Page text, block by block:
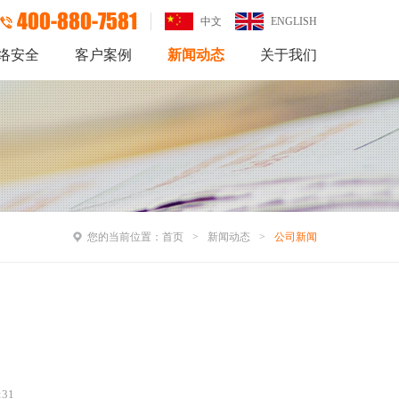
400-880-7581 中文 ENGLISH
安全 客户案例 新闻动态 关于我们
您的当前位置： 首页 新闻动态 公司新闻